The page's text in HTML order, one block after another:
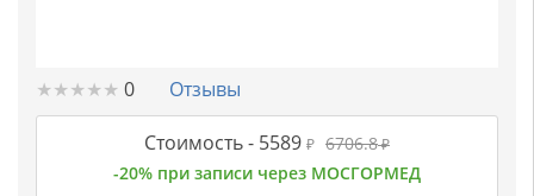
★★★★★
★★★★★ 0 Отзывы
Стоимость - 5589 ₽ 6706.8₽
-20% при записи через МОСГОРМЕД